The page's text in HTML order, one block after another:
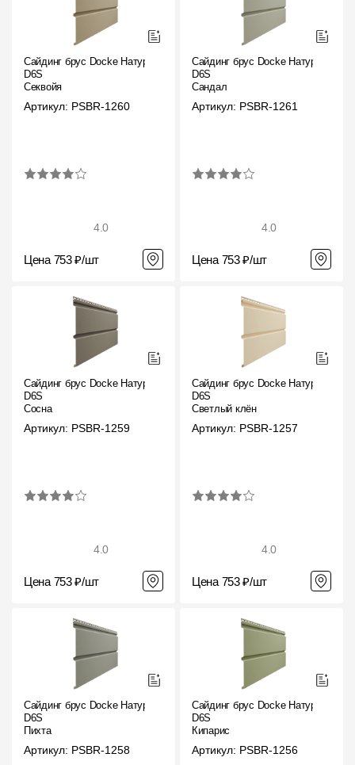
Сайдинг брус Docke Натур
D6S
Секвойя
Артикул: PSBR-1260
4.0
Цена 753 ₽/шт
Сайдинг брус Docke Натур
D6S
Сандал
Артикул: PSBR-1261
4.0
Цена 753 ₽/шт
Сайдинг брус Docke Натур
D6S
Сосна
Артикул: PSBR-1259
4.0
Цена 753 ₽/шт
Сайдинг брус Docke Натур
D6S
Светлый клён
Артикул: PSBR-1257
4.0
Цена 753 ₽/шт
Сайдинг брус Docke Натур
D6S
Пихта
Артикул: PSBR-1258
Сайдинг брус Docke Натур
D6S
Кипарис
Артикул: PSBR-1256